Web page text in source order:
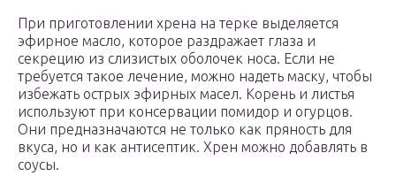
При приготовлении хрена на терке выделяется
эфирное масло, которое раздражает глаза и
секрецию из слизистых оболочек носа. Если не
требуется такое лечение, можно надеть маску, чтобы
избежать острых эфирных масел. Корень и листья
используют при консервации помидор и огурцов.
Они предназначаются не только как пряность для
вкуса, но и как антисептик. Хрен можно добавлять в
соусы.